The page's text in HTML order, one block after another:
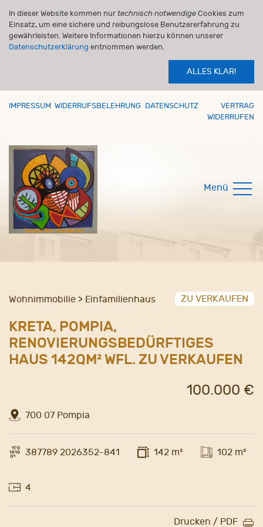
In dieser Website kommen nur technisch notwendige Cookies zum
Einsatz, um eine sichere und reibungslose Benutzererfahrung zu
gewährleisten. Weitere Informationen hierzu können unserer
Datenschutzerklärung entnommen werden.
ALLES KLAR!
IMPRESSUM WIDERRUFSBELEHRUNG DATENSCHUTZ
VERTRAG
WIDERRUFEN
Menü
Wohnimmobilie > Einfamilienhaus ZU VERKAUFEN
KRETA, POMPIA,
RENOVIERUNGSBEDÜRFTIGES
HAUS 142QM² WFL. ZU VERKAUFEN
700 07 Pompia
100.000 €
387789 2026352-841 142 m² 102 m²
4
Drucken / PDF